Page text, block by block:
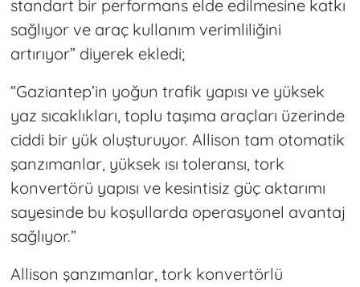
standart bir performans elde edilmesine katkı
sağlıyor ve araç kullanım verimliliğini
artırıyor” diyerek ekledi;
“Gaziantep’in yoğun trafik yapısı ve yüksek
yaz sıcaklıkları, toplu taşıma araçları üzerinde
ciddi bir yük oluşturuyor. Allison tam otomatik
şanzımanlar, yüksek ısı toleransı, tork
konvertörü yapısı ve kesintisiz güç aktarımı
sayesinde bu koşullarda operasyonel avantaj
sağlıyor.”
Allison şanzımanlar, tork konvertörlü